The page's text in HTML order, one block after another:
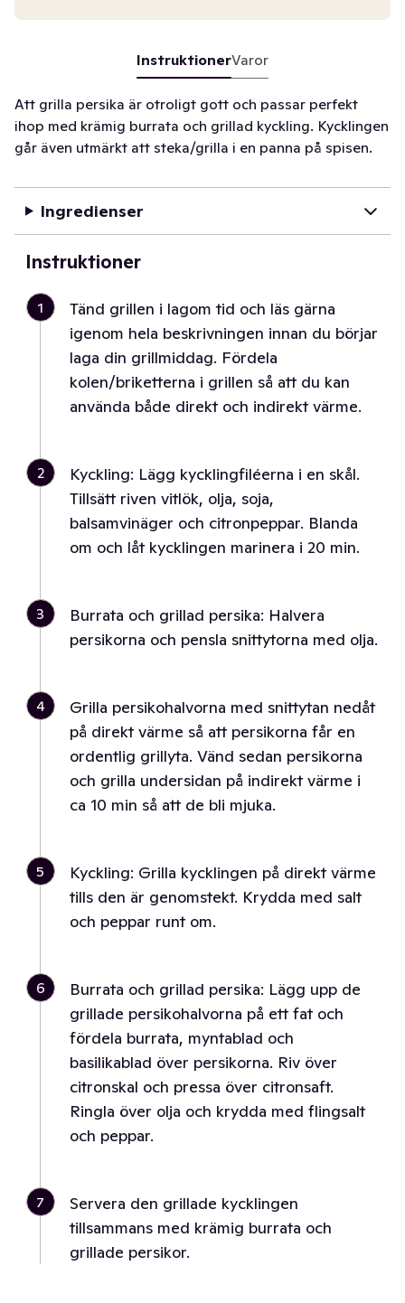
InstruktionerVaror
Att grilla persika är otroligt gott och passar perfekt
ihop med krämig burrata och grillad kyckling. Kycklingen
går även utmärkt att steka/grilla i en panna på spisen.
Ingredienser
Instruktioner
1
Tänd grillen i lagom tid och läs gärna
igenom hela beskrivningen innan du börjar
laga din grillmiddag. Fördela
kolen/briketterna i grillen så att du kan
använda både direkt och indirekt värme.
2
Kyckling: Lägg kycklingfiléerna i en skål.
Tillsätt riven vitlök, olja, soja,
balsamvinäger och citronpeppar. Blanda
om och låt kycklingen marinera i 20 min.
3
Burrata och grillad persika: Halvera
persikorna och pensla snittytorna med olja.
4
Grilla persikohalvorna med snittytan nedåt
på direkt värme så att persikorna får en
ordentlig grillyta. Vänd sedan persikorna
och grilla undersidan på indirekt värme i
ca 10 min så att de bli mjuka.
5
Kyckling: Grilla kycklingen på direkt värme
tills den är genomstekt. Krydda med salt
och peppar runt om.
6
Burrata och grillad persika: Lägg upp de
grillade persikohalvorna på ett fat och
fördela burrata, myntablad och
basilikablad över persikorna. Riv över
citronskal och pressa över citronsaft.
Ringla över olja och krydda med flingsalt
och peppar.
7
Servera den grillade kycklingen
tillsammans med krämig burrata och
grillade persikor.